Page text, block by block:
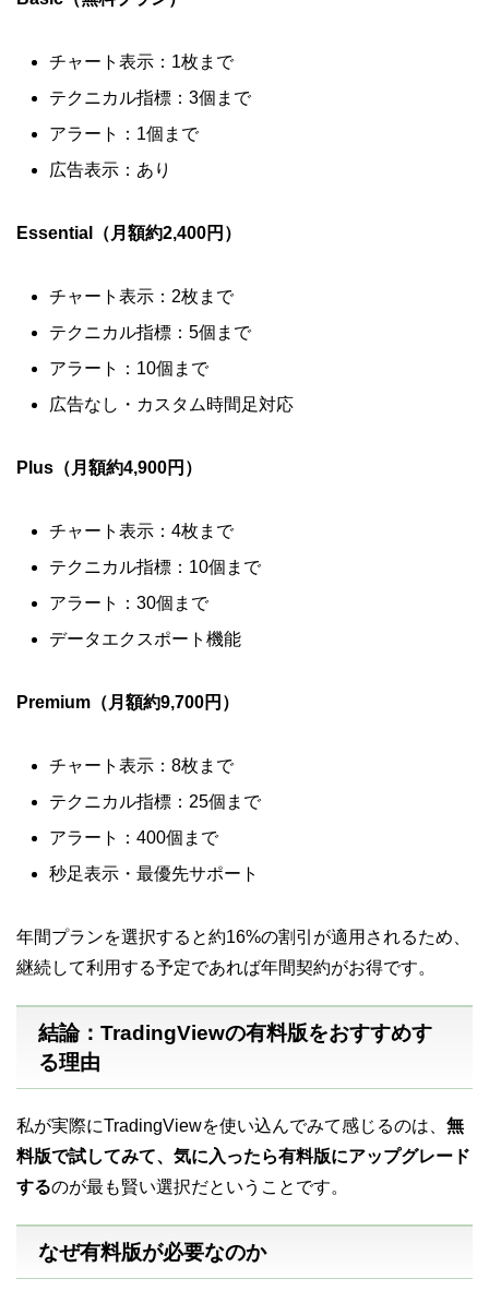
チャート表示：1枚まで
テクニカル指標：3個まで
アラート：1個まで
広告表示：あり
Essential（月額約2,400円）
チャート表示：2枚まで
テクニカル指標：5個まで
アラート：10個まで
広告なし・カスタム時間足対応
Plus（月額約4,900円）
チャート表示：4枚まで
テクニカル指標：10個まで
アラート：30個まで
データエクスポート機能
Premium（月額約9,700円）
チャート表示：8枚まで
テクニカル指標：25個まで
アラート：400個まで
秒足表示・最優先サポート
年間プランを選択すると約16%の割引が適用されるため、
継続して利用する予定であれば年間契約がお得です。
結論：TradingViewの有料版をおすすめす
る理由
私が実際にTradingViewを使い込んでみて感じるのは、 無
料版で試してみて、気に入ったら有料版にアップグレード
するのが最も賢い選択だということです。
なぜ有料版が必要なのか